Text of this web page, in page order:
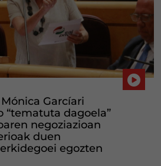
Garcíari
“tematuta dagoela”
negoziazioan
duen
egozten